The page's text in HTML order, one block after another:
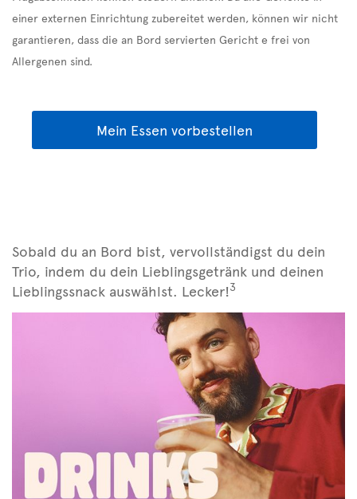
einer externen Einrichtung zubereitet werden, können wir nicht
garantieren, dass die an Bord servierten Gericht e frei von
Allergenen sind.
Mein Essen vorbestellen
Sobald du an Bord bist, vervollständigst du dein
Trio, indem du dein Lieblingsgetränk und deinen
Lieblingssnack auswählst. Lecker!3